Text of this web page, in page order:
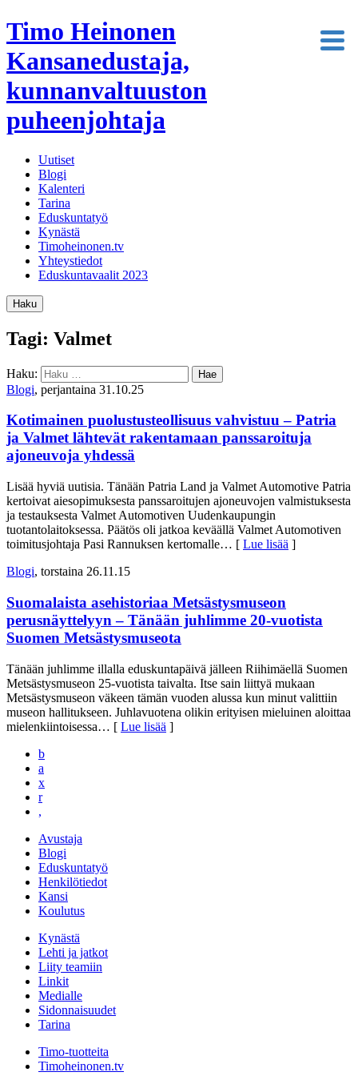
Timo Heinonen
Kansanedustaja,
kunnanvaltuuston
puheenjohtaja
Uutiset
Blogi
Kalenteri
Tarina
Eduskuntatyö
Kynästä
Timoheinonen.tv
Yhteystiedot
Eduskuntavaalit 2023
Haku
Tagi: Valmet
Haku:
Blogi, perjantaina 31.10.25
Kotimainen puolustusteollisuus vahvistuu – Patria
ja Valmet lähtevät rakentamaan panssaroituja
ajoneuvoja yhdessä
Lisää hyviä uutisia. Tänään Patria Land ja Valmet Automotive Patria
kertoivat aiesopimuksesta panssaroitujen ajoneuvojen valmistuksesta
ja testauksesta Valmet Automotiven Uudenkaupungin
tuotantolaitoksessa. Päätös oli jatkoa keväällä Valmet Automotiven
toimitusjohtaja Pasi Rannuksen kertomalle… [ Lue lisää ]
Blogi, torstaina 26.11.15
Suomalaista asehistoriaa Metsästysmuseon
perusnäyttelyyn – Tänään juhlimme 20-vuotista
Suomen Metsästysmuseota
Tänään juhlimme illalla eduskuntapäivä jälleen Riihimäellä Suomen
Metsästysmuseon 25-vuotista taivalta. Itse sain liittyä mukaan
Metsästysmuseon väkeen tämän vuoden alussa kun minut valittiin
museon hallitukseen. Juhlavuotena olikin erityisen mieluinen aloittaa
mielenkiintoisessa… [ Lue lisää ]
b
a
x
r
,
Avustaja
Blogi
Eduskuntatyö
Henkilötiedot
Kansi
Koulutus
Kynästä
Lehti ja jatkot
Liity teamiin
Linkit
Medialle
Sidonnaisuudet
Tarina
Timo-tuotteita
Timoheinonen.tv